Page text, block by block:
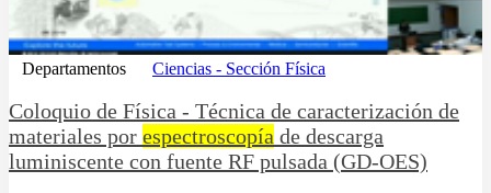
Departamentos Ciencias - Sección Física
Coloquio de Física - Técnica de caracterización de
materiales por espectroscopía de descarga
luminiscente con fuente RF pulsada (GD-OES)